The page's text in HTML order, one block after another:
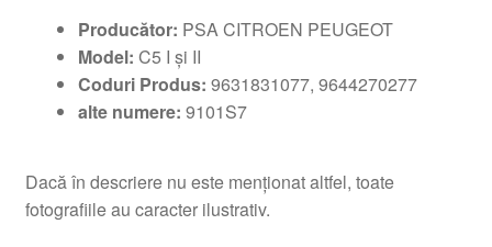
Producător: PSA CITROEN PEUGEOT
Model: C5 I și II
Coduri Produs: 9631831077, 9644270277
alte numere: 9101S7
Dacă în descriere nu este menționat altfel, toate
fotografiile au caracter ilustrativ.